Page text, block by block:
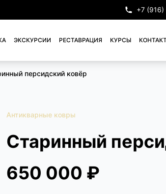
+7
ЭКСКУРСИИ РЕСТАВРАЦИЯ КУРСЫ
персидский ковёр
Антикварные ковры
Старинный
650 000 ₽